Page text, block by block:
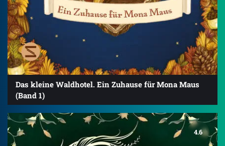
Das kleine Waldhotel. Ein Zuhause für Mona Maus
(Band 1)
4.6